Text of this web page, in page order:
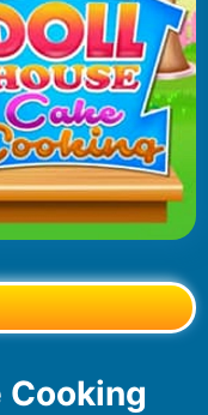
Cooking